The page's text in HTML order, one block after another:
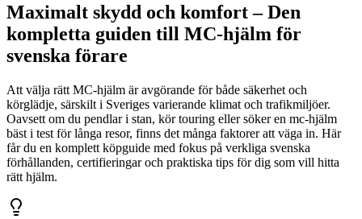
Maximalt skydd och komfort – Den
kompletta guiden till MC-hjälm för
svenska förare
Att välja rätt MC-hjälm är avgörande för både säkerhet och
körglädje, särskilt i Sveriges varierande klimat och trafikmiljöer.
Oavsett om du pendlar i stan, kör touring eller söker en mc-hjälm
bäst i test för långa resor, finns det många faktorer att väga in. Här
får du en komplett köpguide med fokus på verkliga svenska
förhållanden, certifieringar och praktiska tips för dig som vill hitta
rätt hjälm.